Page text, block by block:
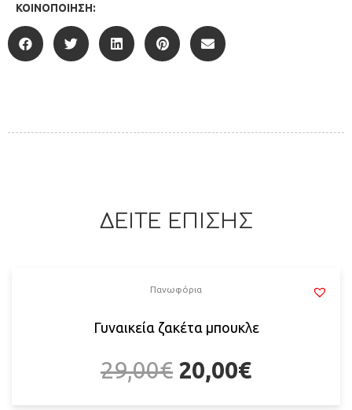
ΚΟΙΝΟΠΟΊΗΣΗ:
ΔΕΙΤΕ ΕΠΙΣΗΣ
Πανωφόρια
Γυναικεία ζακέτα μπουκλε
29,00€ 20,00€